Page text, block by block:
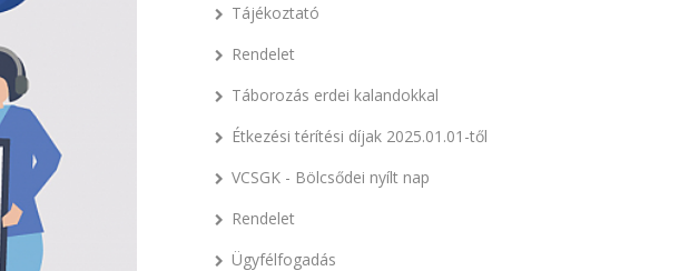
Tájékoztató
Rendelet
Táborozás erdei kalandokkal
Étkezési térítési díjak 2025.01.01-től
VCSGK - Bölcsődei nyílt nap
Rendelet
Ügyfélfogadás